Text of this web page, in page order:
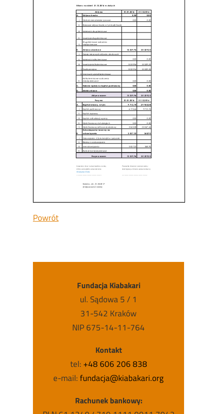
Powrót
Fundacja Kiabakari
ul. Sądowa 5 / 1
31-542 Kraków
NIP 675-14-11-764
Kontakt
tel: +48 606 206 838
e-mail:fundacja@kiabakari.org
Rachunek bankowy: